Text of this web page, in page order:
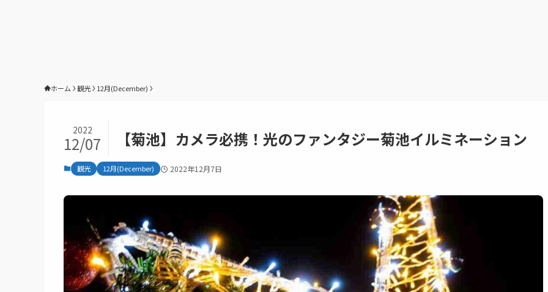
ホーム 観光 12月(December)
【菊池】カメラ必携！光のファンタジー菊池イルミネーション
2022
12/07
観光 12月(December) 2022年12月7日